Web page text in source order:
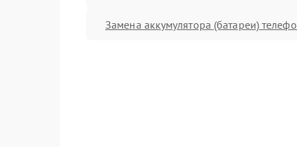
Замена аккумулятора (батареи)